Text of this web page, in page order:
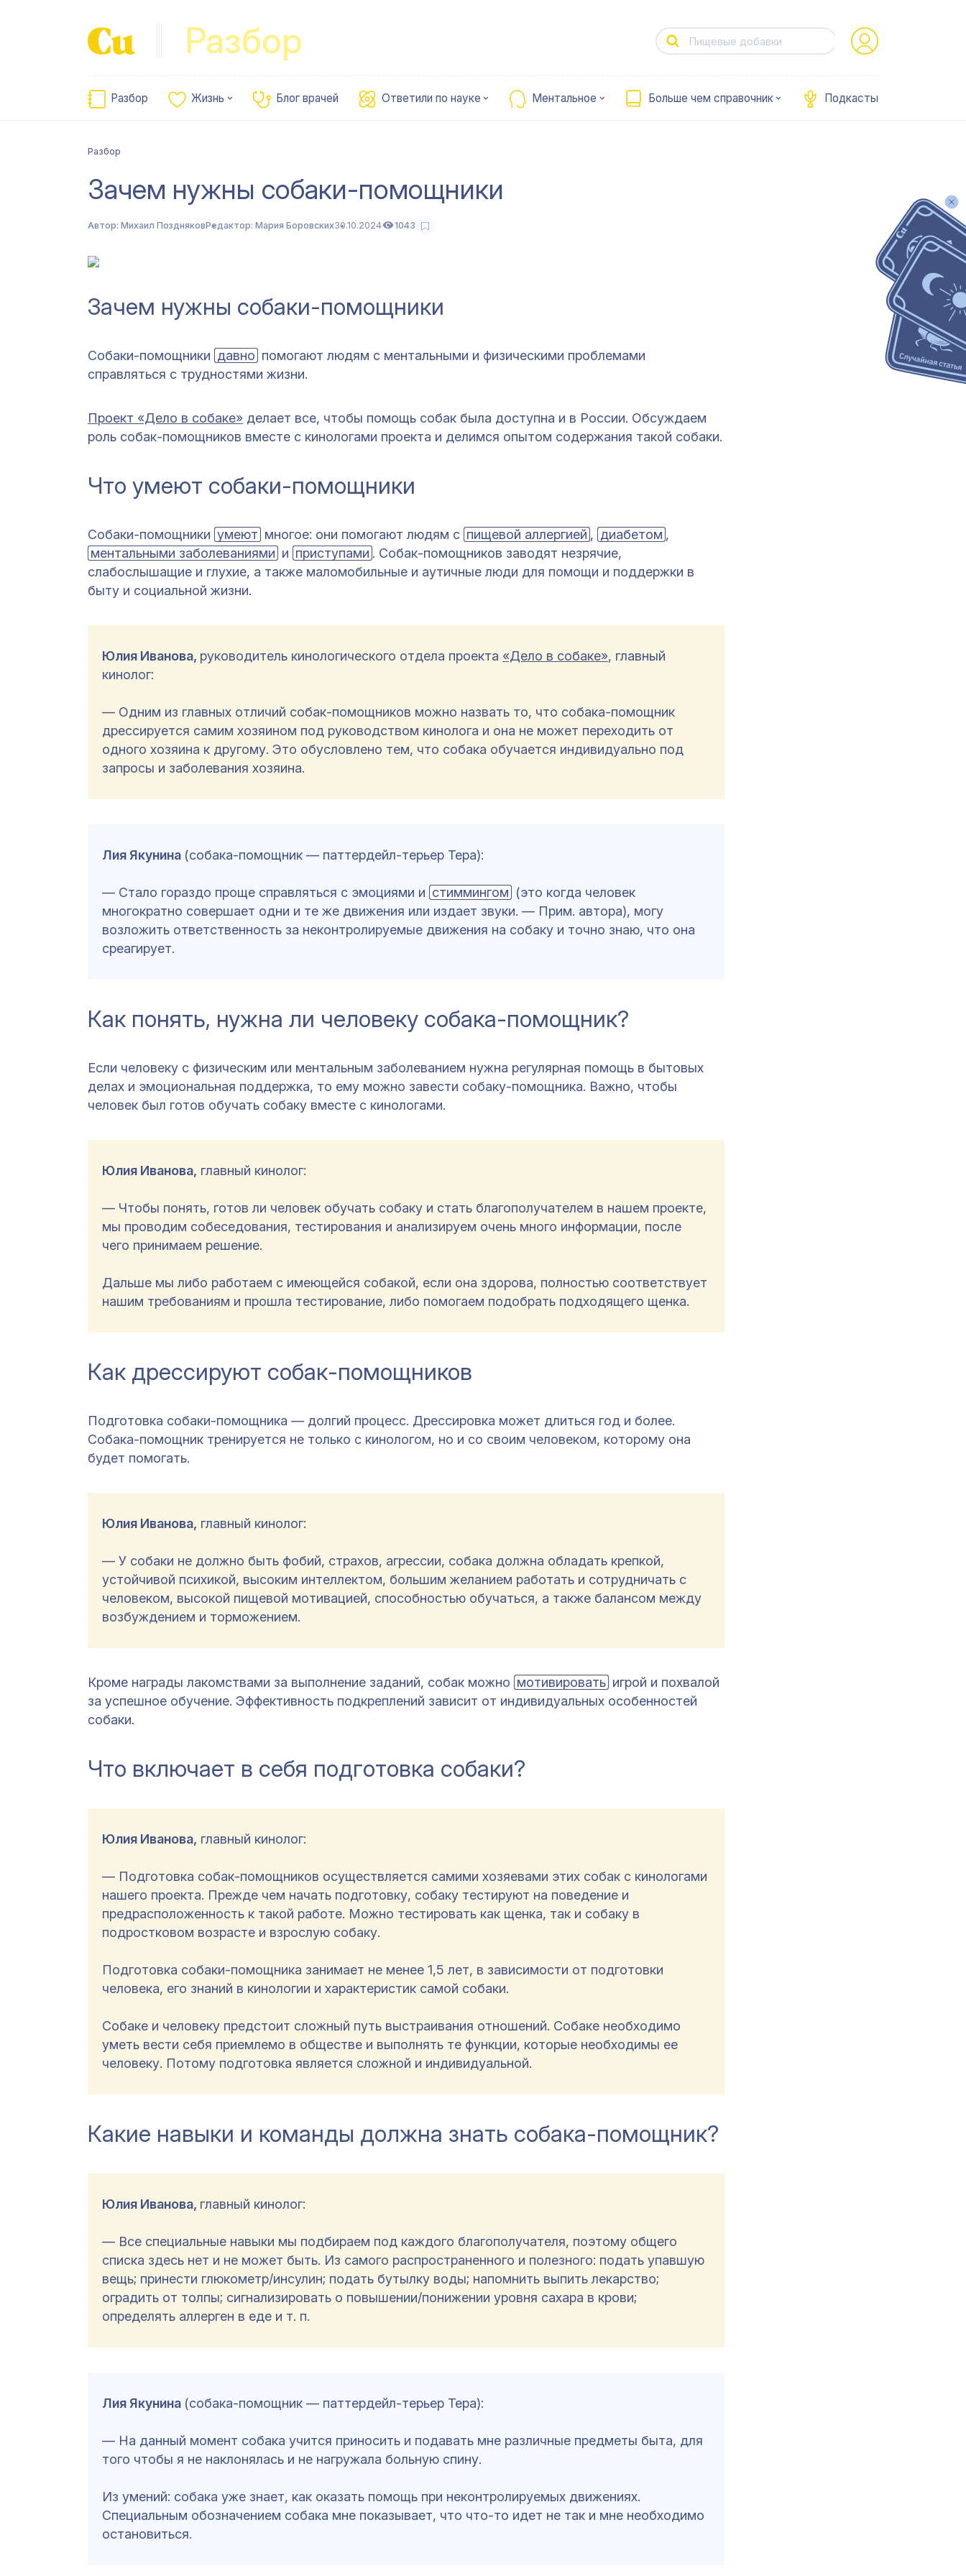
Разбор
Разбор Жизнь Блог врачей Ответили по науке Ментальное Больше чем справочник Подкасты
Разбор
Зачем нужны собаки-помощники
Автор: Михаил ПоздняковРедактор: Мария Боровских30.10.2024 1043
Зачем нужны собаки-помощники
Собаки-помощники давно помогают людям с ментальными и физическими проблемами
справляться с трудностями жизни.
Проект «Дело в собаке» делает все, чтобы помощь собак была доступна и в России. Обсуждаем
роль собак-помощников вместе с кинологами проекта и делимся опытом содержания такой собаки.
Что умеют собаки-помощники
Собаки-помощники умеют многое: они помогают людям с пищевой аллергией , диабетом ,
ментальными заболеваниями и приступами . Собак-помощников заводят незрячие,
слабослышащие и глухие, а также маломобильные и аутичные люди для помощи и поддержки в
быту и социальной жизни.
Юлия Иванова, руководитель кинологического отдела проекта «Дело в собаке», главный
кинолог:
— Одним из главных отличий собак-помощников можно назвать то, что собака-помощник
дрессируется самим хозяином под руководством кинолога и она не может переходить от
одного хозяина к другому. Это обусловлено тем, что собака обучается индивидуально под
запросы и заболевания хозяина.
Лия Якунина (собака-помощник — паттердейл-терьер Тера):
— Стало гораздо проще справляться с эмоциями и стиммингом (это когда человек
многократно совершает одни и те же движения или издает звуки. — Прим. автора), могу
возложить ответственность за неконтролируемые движения на собаку и точно знаю, что она
среагирует.
Как понять, нужна ли человеку собака-помощник?
Если человеку с физическим или ментальным заболеванием нужна регулярная помощь в бытовых
делах и эмоциональная поддержка, то ему можно завести собаку-помощника. Важно, чтобы
человек был готов обучать собаку вместе с кинологами.
Юлия Иванова, главный кинолог:
— Чтобы понять, готов ли человек обучать собаку и стать благополучателем в нашем проекте,
мы проводим собеседования, тестирования и анализируем очень много информации, после
чего принимаем решение.
Дальше мы либо работаем с имеющейся собакой, если она здорова, полностью соответствует
нашим требованиям и прошла тестирование, либо помогаем подобрать подходящего щенка.
Как дрессируют собак-помощников
Подготовка собаки-помощника — долгий процесс. Дрессировка может длиться год и более.
Собака-помощник тренируется не только с кинологом, но и со своим человеком, которому она
будет помогать.
Юлия Иванова, главный кинолог:
— У собаки не должно быть фобий, страхов, агрессии, собака должна обладать крепкой,
устойчивой психикой, высоким интеллектом, большим желанием работать и сотрудничать с
человеком, высокой пищевой мотивацией, способностью обучаться, а также балансом между
возбуждением и торможением.
Кроме награды лакомствами за выполнение заданий, собак можно мотивировать игрой и похвалой
за успешное обучение. Эффективность подкреплений зависит от индивидуальных особенностей
собаки.
Что включает в себя подготовка собаки?
Юлия Иванова, главный кинолог:
— Подготовка собак-помощников осуществляется самими хозяевами этих собак с кинологами
нашего проекта. Прежде чем начать подготовку, собаку тестируют на поведение и
предрасположенность к такой работе. Можно тестировать как щенка, так и собаку в
подростковом возрасте и взрослую собаку.
Подготовка собаки-помощника занимает не менее 1,5 лет, в зависимости от подготовки
человека, его знаний в кинологии и характеристик самой собаки.
Собаке и человеку предстоит сложный путь выстраивания отношений. Собаке необходимо
уметь вести себя приемлемо в обществе и выполнять те функции, которые необходимы ее
человеку. Потому подготовка является сложной и индивидуальной.
Какие навыки и команды должна знать собака-помощник?
Юлия Иванова, главный кинолог:
— Все специальные навыки мы подбираем под каждого благополучателя, поэтому общего
списка здесь нет и не может быть. Из самого распространенного и полезного: подать упавшую
вещь; принести глюкометр/инсулин; подать бутылку воды; напомнить выпить лекарство;
оградить от толпы; сигнализировать о повышении/понижении уровня сахара в крови;
определять аллерген в еде и т. п.
Лия Якунина (собака-помощник — паттердейл-терьер Тера):
— На данный момент собака учится приносить и подавать мне различные предметы быта, для
того чтобы я не наклонялась и не нагружала больную спину.
Из умений: собака уже знает, как оказать помощь при неконтролируемых движениях.
Специальным обозначением собака мне показывает, что что-то идет не так и мне необходимо
остановиться.